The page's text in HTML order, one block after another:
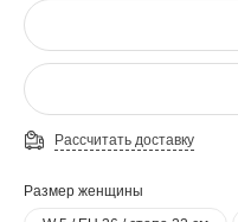
Рассчитать доставку
Размер женщины